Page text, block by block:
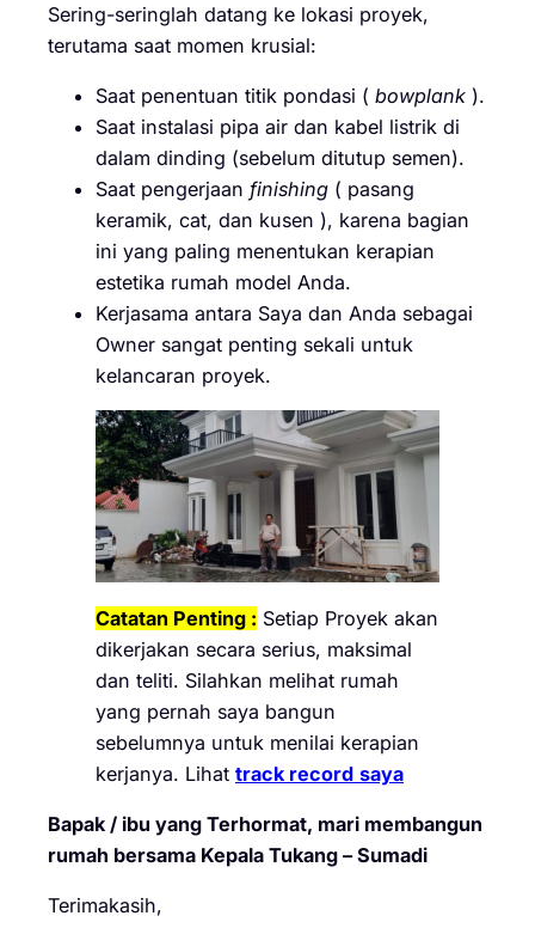
Sering-seringlah datang ke lokasi proyek,
terutama saat momen krusial:
Saat penentuan titik pondasi ( bowplank ).
Saat instalasi pipa air dan kabel listrik di
dalam dinding (sebelum ditutup semen).
Saat pengerjaan finishing ( pasang
keramik, cat, dan kusen ), karena bagian
ini yang paling menentukan kerapian
estetika rumah model Anda.
Kerjasama antara Saya dan Anda sebagai
Owner sangat penting sekali untuk
kelancaran proyek.
Catatan Penting : Setiap Proyek akan
dikerjakan secara serius, maksimal
dan teliti. Silahkan melihat rumah
yang pernah saya bangun
sebelumnya untuk menilai kerapian
kerjanya. Lihat track record saya
Bapak / ibu yang Terhormat, mari membangun
rumah bersama Kepala Tukang – Sumadi
Terimakasih,